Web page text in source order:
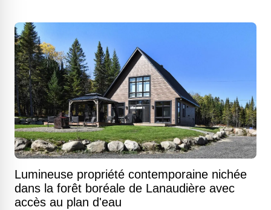
Lumineuse propriété contemporaine nichée
dans la forêt boréale de Lanaudière avec
accès au plan d'eau